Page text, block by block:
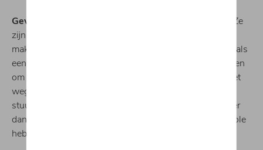
Gevallen bladeren zijn net zo glibberig als sneeuw.
Ze
zijn mooi om naar te kijken, maar bladeren op de weg
maken het oppervlak, vooral als het regent, net zo glad als
een besneeuwd wegdek. Om die reden is het aangeraden
om zeer voorzichtig te zijn op plekken waar bladeren het
wegdek bedekken. Vermijd hard remmen of plotse
stuurbewegingen. Als de banden grip verliezen, probeer
dan niet het sturen te forceren, totdat je opnieuw controle
hebt.